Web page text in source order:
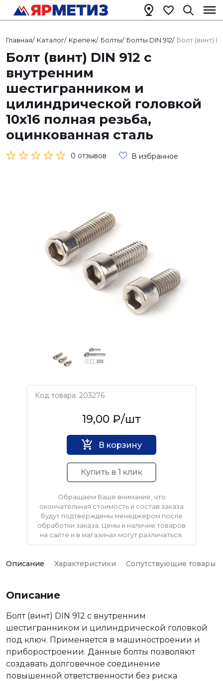
Главная/ Каталог/ Крепеж/ Болты/ Болты DIN 912/ Болт (винт)
Болт (винт) DIN 912 с
внутренним
шестигранником и
цилиндрической головкой
10х16 полная резьба,
оцинкованная сталь
0 отзывов В избранное
Код товара: 203276
Нет бренда19,00 ₽/шт
В корзину
Купить в 1 клик
Обращаем Ваше внимание, что
окончательная стоимость и состав заказа
будут подтверждены менеджером после
обработки заказа. Цены и наличие товаров
на сайте и в магазинах могут различаться.
Описание Характеристики Сопутствующие товары
Описание
Болт (винт) DIN 912 с внутренним
шестигранником и цилиндрической головкой
под ключ. Применяется в машиностроении и
приборостроении. Данные болты позволяют
создавать долговечное соединение
повышенной ответственности без риска